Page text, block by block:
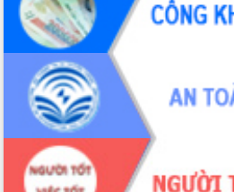
Ứng dụng sinh trắc học - Bước tiến
trong hành trình chuyển đổi số tại Đắk
Lắk
Đắk Lắk nâng cao hiệu quả công tác
Đảng từ Sổ tay đảng viên điện tử
Đắk Lắk đẩy mạnh nuôi biển công
nghệ, hướng tới phát triển thủy sản
bền vững
Tập huấn nâng cao năng lực triển khai
chuyển đổi số cho cán bộ, công chức